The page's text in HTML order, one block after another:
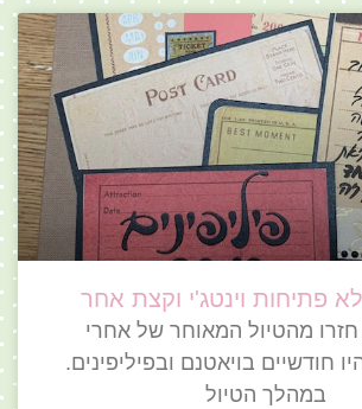
פתיחות וינטג'י וקצת אחר
חזרו מהטיול המאוחר של אחרי
חודשיים בויאטנם ובפיליפינים.
במהלך הטיול